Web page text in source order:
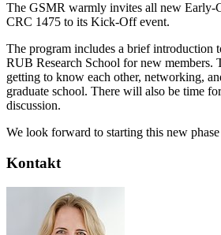
The GSMR warmly invites all new Early-
CRC 1475 to its Kick-Off event.
The program includes a brief introduction
RUB Research School for new members.
getting to know each other, networking,
graduate school. There will also be time
discussion.
We look forward to starting this new
Kontakt